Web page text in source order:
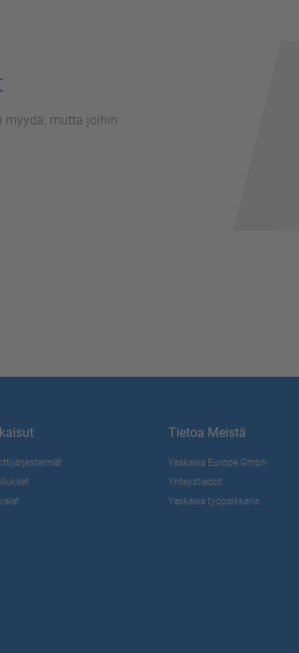
myydä, mutta joihin
Tietoa Meistä
Yaskawa Europe Gmbh
Yhteystiedot
Yaskawa työpaikkana